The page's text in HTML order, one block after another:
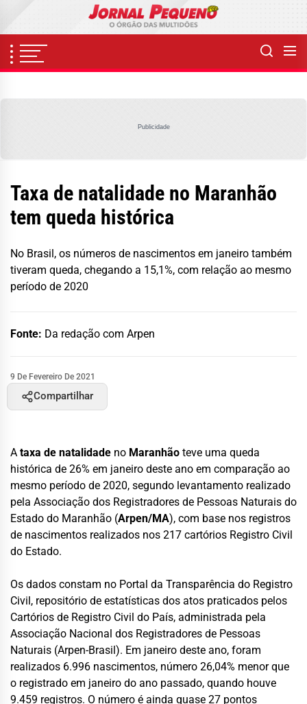
content
Publicidade
Taxa de natalidade no Maranhão
tem queda histórica
No Brasil, os números de nascimentos em janeiro também
tiveram queda, chegando a 15,1%, com relação ao mesmo
período de 2020
Fonte: Da redação com Arpen
9 De Fevereiro De 2021
Compartilhar
A taxa de natalidade no Maranhão teve uma queda
histórica de 26% em janeiro deste ano em comparação ao
mesmo período de 2020, segundo levantamento realizado
pela Associação dos Registradores de Pessoas Naturais do
Estado do Maranhão (Arpen/MA), com base nos registros
de nascimentos realizados nos 217 cartórios Registro Civil
do Estado.
Os dados constam no Portal da Transparência do Registro
Civil, repositório de estatísticas dos atos praticados pelos
Cartórios de Registro Civil do País, administrada pela
Associação Nacional dos Registradores de Pessoas
Naturais (Arpen-Brasil). Em janeiro deste ano, foram
realizados 6.996 nascimentos, número 26,04% menor que
o registrado em janeiro do ano passado, quando houve
9.459 registros. O número é ainda quase 27 pontos